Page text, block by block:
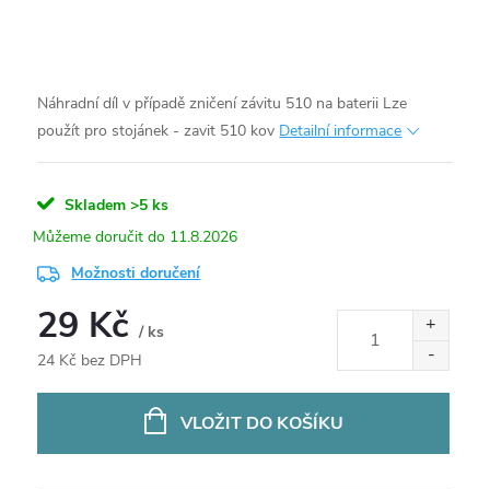
Náhradní díl v případě zničení závitu 510 na baterii Lze
použít pro stojánek - zavit 510 kov Detailní informace
Skladem >5 ks
11.8.2026
Možnosti doručení
29 Kč/ ks
24 Kč bez DPH
VLOŽIT DO KOŠÍKU